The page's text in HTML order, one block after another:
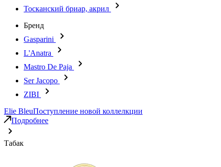
Тосканский бриар, акрил
Бренд
Gasparini
L'Anatra
Mastro De Paja
Ser Jacopo
ZIBI
Elie BleuПоступление новой коллелкции
Подробнее
Табак